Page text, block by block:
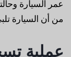
عمر السيارة
من أن السيارة
عملية